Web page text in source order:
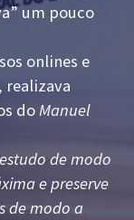
um pouco
onlines e
realizava
doManuel
de modo
e preserve
de modo a